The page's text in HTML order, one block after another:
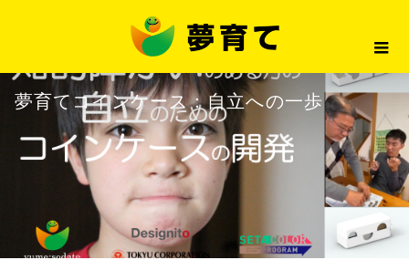
メディア情報
メディア情報
夢育てコインケース：自立への一歩